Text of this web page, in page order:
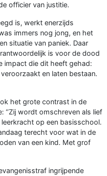
officier van justitie.
is, werkt enerzijds
immers nog jong, en het
situatie van paniek. Daar
is voor de dood
impact die dit heeft gehad:
en laten bestaan.
het grote contrast in de
wordt omschreven als lief
op een basisschool.
terecht voor wat in de
van een kind. Met grof
ingrijpende